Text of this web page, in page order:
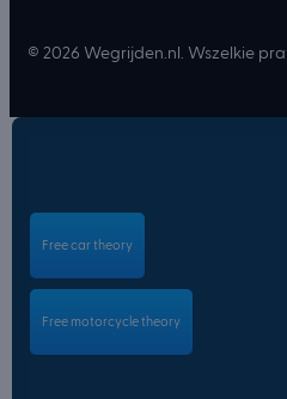
© 2026 Wegrijden.nl. Wszelkie
Free car theory
Free motorcycle theory